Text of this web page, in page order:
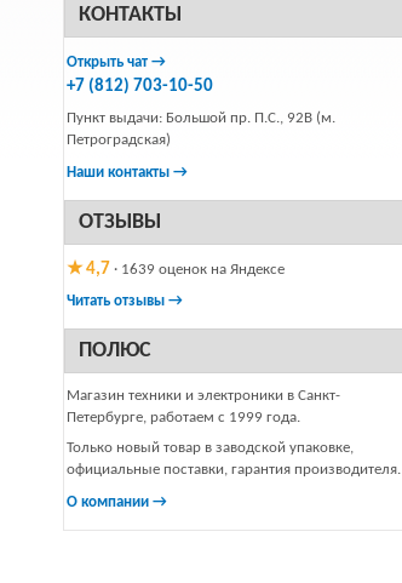
КОНТАКТЫ
Открыть чат →
+7 (812) 703-10-50
Пункт выдачи: Большой пр. П.С., 92В (м.
Петроградская)
Наши контакты →
ОТЗЫВЫ
★ 4,7 · 1639 оценок на Яндексе
Читать отзывы →
ПОЛЮС
Магазин техники и электроники в Санкт-
Петербурге, работаем с 1999 года.
Только новый товар в заводской упаковке,
официальные поставки, гарантия производителя.
О компании →